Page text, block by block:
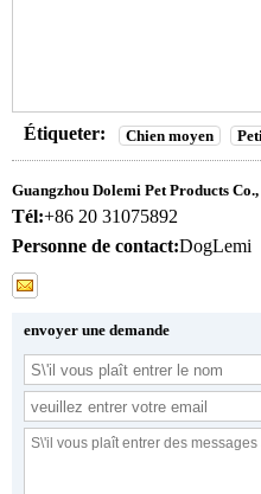
Étiqueter: Chien moyen
Guangzhou Dolemi Pet Products
Tél:+86 20 31075892
Personne de contact:DogLemi
envoyer une demande